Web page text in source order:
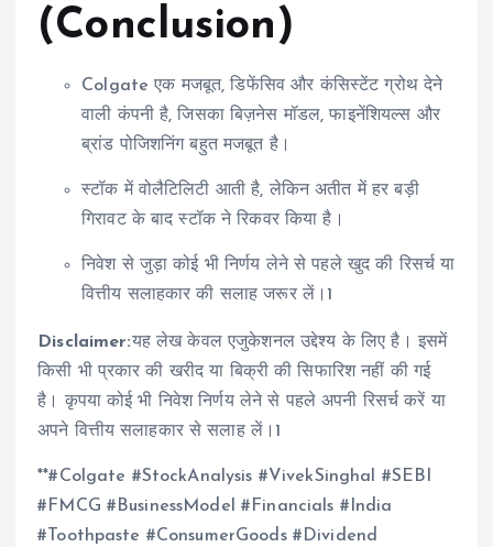
(Conclusion)
Colgate एक मजबूत, डिफेंसिव और कंसिस्टेंट ग्रोथ देने
वाली कंपनी है, जिसका बिज़नेस मॉडल, फाइनेंशियल्स और
ब्रांड पोजिशनिंग बहुत मजबूत है।
स्टॉक में वोलैटिलिटी आती है, लेकिन अतीत में हर बड़ी
गिरावट के बाद स्टॉक ने रिकवर किया है।
निवेश से जुड़ा कोई भी निर्णय लेने से पहले खुद की रिसर्च या
वित्तीय सलाहकार की सलाह जरूर लें।1
Disclaimer:यह लेख केवल एजुकेशनल उद्देश्य के लिए है। इसमें
किसी भी प्रकार की खरीद या बिक्री की सिफारिश नहीं की गई
है। कृपया कोई भी निवेश निर्णय लेने से पहले अपनी रिसर्च करें या
अपने वित्तीय सलाहकार से सलाह लें।1
**#Colgate #StockAnalysis #VivekSinghal #SEBI
#FMCG #BusinessModel #Financials #India
#Toothpaste #ConsumerGoods #Dividend